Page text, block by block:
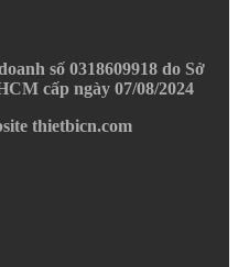
số 0318609918 do Sở
cấp ngày 07/08/2024